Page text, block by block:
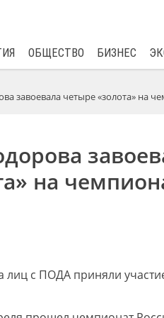
ОБЩЕСТВО БИЗНЕС
завоевала четыре «золота» на
на
с ПОДА приняли